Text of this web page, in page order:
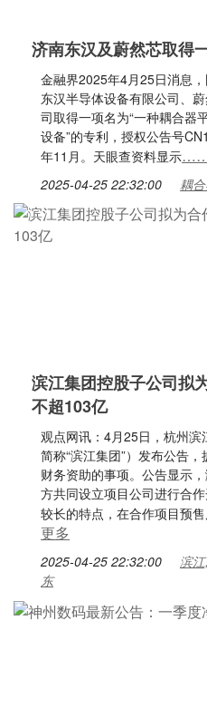
济南东汉及蔚然芯取得
金融界2025年4月25日消息
东汉半导体设备有限公司、
司取得一项名为“一种耦合器
设备”的专利，授权公告号
年11月。天眼查资料显示……
2025-04-25 22:32:00 耦
滨江集团控股子公司拟
不超103亿
观点网讯：4月25日，杭州
简称“滨江集团”）发布公告
财务资助的事项。公告显示
方共同设立项目公司进行合
较长的特点，在合作项目预
更多
2025-04-25 22:32:00
滨
东